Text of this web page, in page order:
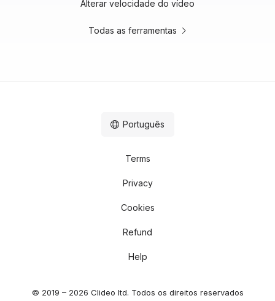
Alterar velocidade do vídeo
Todas as ferramentas
© 2019 – 2026 Clideo ltd. Todos os direitos reservados
Terms
Privacy
Cookies
Refund
Help
Português